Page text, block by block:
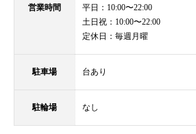
営業時間
平日：10:00〜22:00
土日祝：10:00〜22:00
定休日：毎週月曜
駐車場 台あり
駐輪場 なし